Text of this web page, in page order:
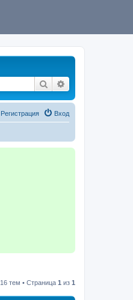
Поиск
Вход
Регистрация
16 тем • Страница 1 из 1